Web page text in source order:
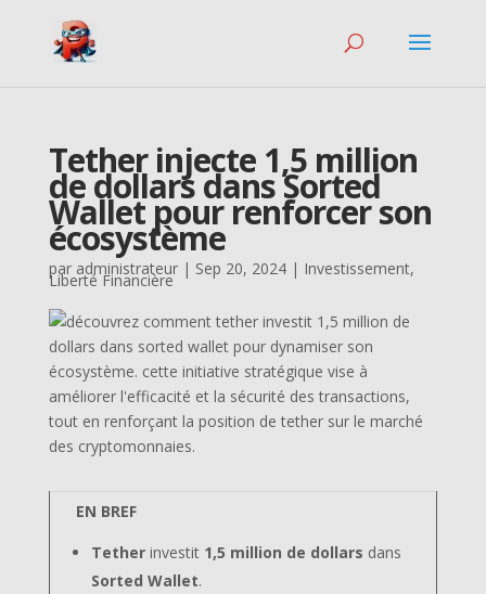
Tether injecte 1,5 million
de dollars dans Sorted
Wallet pour renforcer son
écosystème
par administrateur| Sep 20, 2024| Investissement,
Liberté Financière
EN BREF
Tetherinvestit 1,5 million de dollars dans
Sorted Wallet.